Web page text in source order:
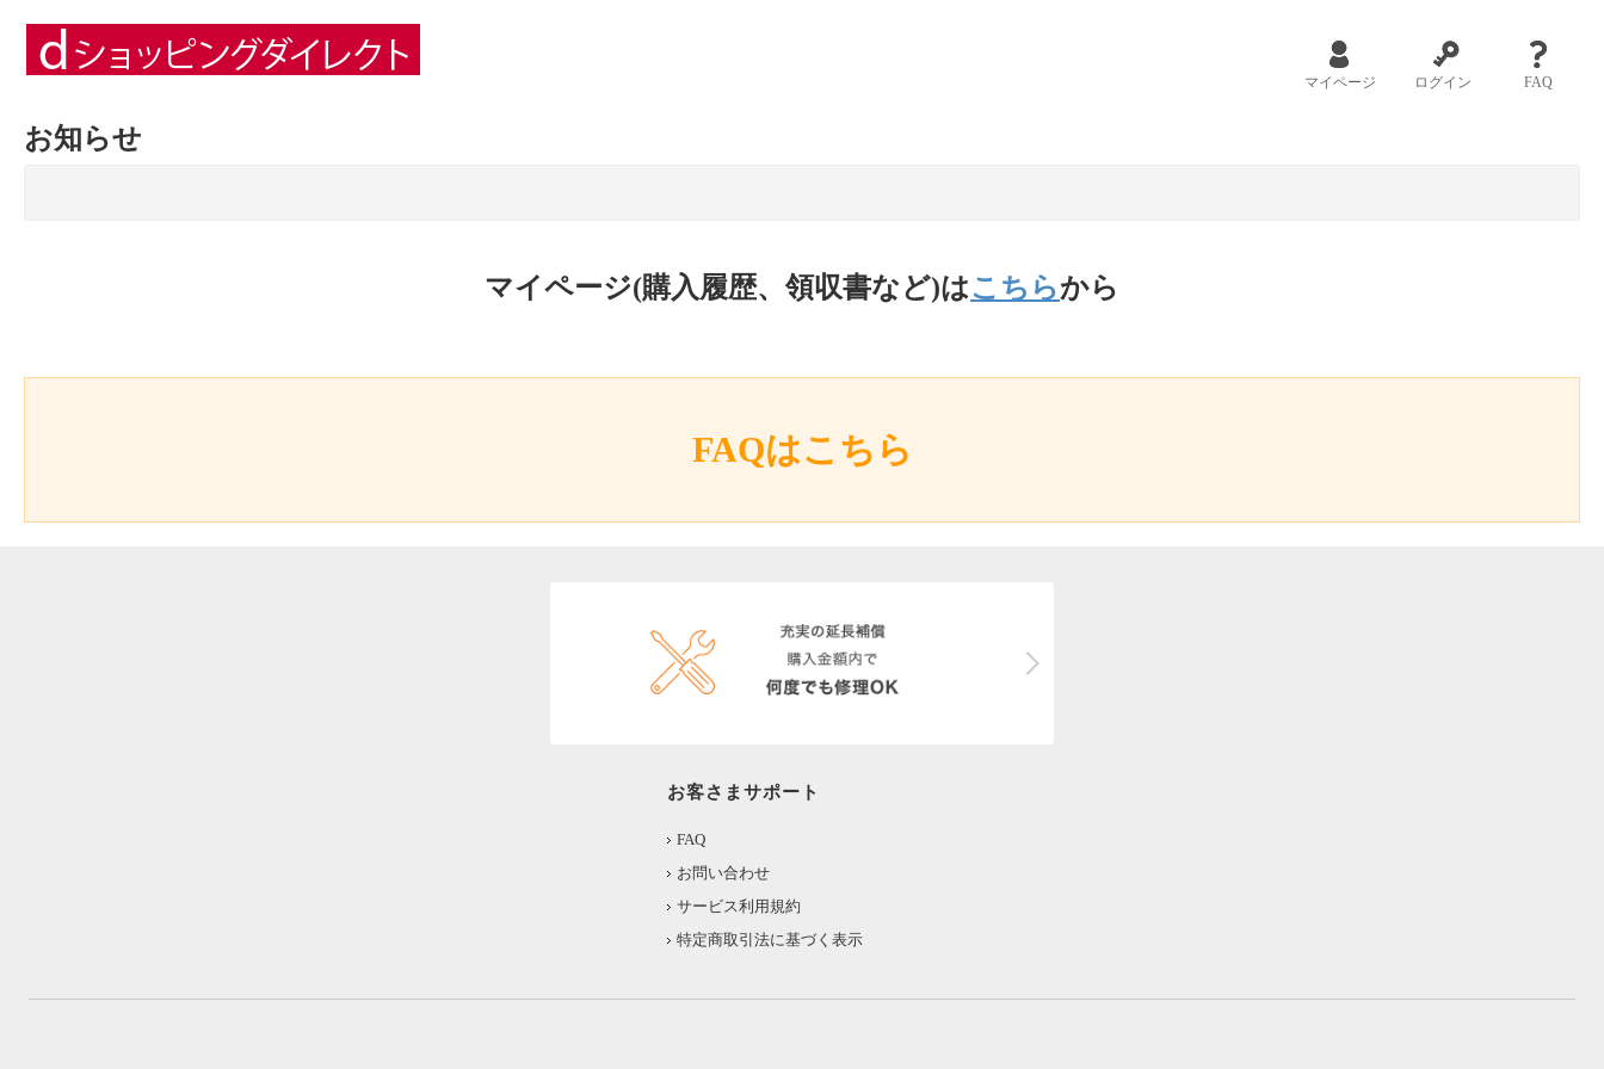
マイページ ログイン FAQ
お知らせ
マイページ(購入履歴、領収書など)はこちらから
FAQはこちら
お客さまサポート
FAQ
お問い合わせ
サービス利用規約
特定商取引法に基づく表示